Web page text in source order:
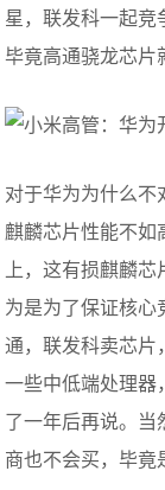
星，联发科一起竞
毕竟高通骁龙芯片
对于华为为什么不
麒麟芯片性能不如
上，这有损麒麟
为是为了保证核心
通，联发科卖芯片
一些中低端处理器
了一年后再说。当
商也不会买，毕竟